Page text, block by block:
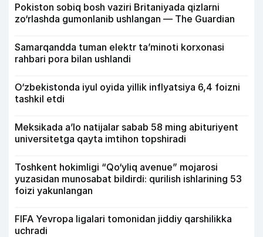
Pokiston sobiq bosh vaziri Britaniyada qizlarni
zo‘rlashda gumonlanib ushlangan — The Guardian
Samarqandda tuman elektr ta’minoti korxonasi
rahbari pora bilan ushlandi
O‘zbekistonda iyul oyida yillik inflyatsiya 6,4 foizni
tashkil etdi
Meksikada a’lo natijalar sabab 58 ming abituriyent
universitetga qayta imtihon topshiradi
Toshkent hokimligi “Qo‘yliq avenue” mojarosi
yuzasidan munosabat bildirdi: qurilish ishlarining 53
foizi yakunlangan
FIFA Yevropa ligalari tomonidan jiddiy qarshilikka
uchradi